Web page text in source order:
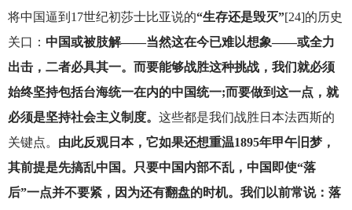
将中国逼到17世纪初莎士比亚说的“生存还是毁灭”[24]的历史
关口： 中国或被肢解——当然这在今已难以想象——或全力
出击，二者必具其一。而要能够战胜这种挑战，我们就必须
始终坚持包括台海统一在内的中国统一;而要做到这一点，就
必须是坚持社会主义制度。 这些都是我们战胜日本法西斯的
关键点。 由此反观日本，它如果还想重温1895年甲午旧梦，
其前提是先搞乱中国。只要中国内部不乱，中国即使“落
后”一点并不要紧，因为还有翻盘的时机。我们以前常说：落